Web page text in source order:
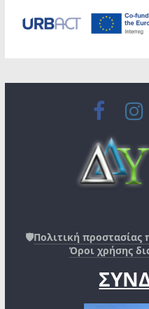
🛡️Πολιτική
Όροι χρήσης